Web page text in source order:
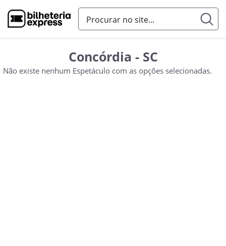
Concórdia - SC
Não existe nenhum Espetáculo com as opções selecionadas.